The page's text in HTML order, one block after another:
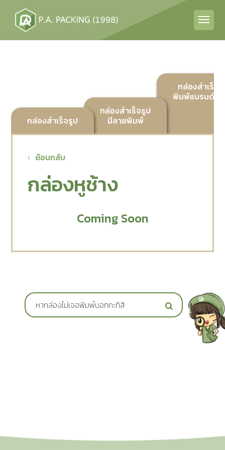
กล่องสำเร็จรูป
กล่องสำเร็จรูป
มีลายพิมพ์
กล่องสำเร็จ
พิมพ์แบรนด์ลู
ย้อนกลับ
กล่องหูช้าง
Coming Soon